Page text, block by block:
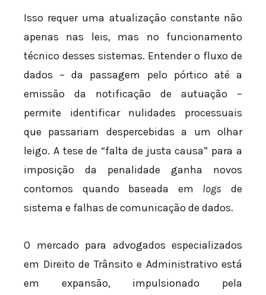
Isso requer uma atualização constante não
apenas nas leis, mas no funcionamento
técnico desses sistemas. Entender o fluxo de
dados – da passagem pelo pórtico até a
emissão da notificação de autuação –
permite identificar nulidades processuais
que passariam despercebidas a um olhar
leigo. A tese de “falta de justa causa” para a
imposição da penalidade ganha novos
contornos quando baseada em logs de
sistema e falhas de comunicação de dados.
O mercado para advogados especializados
em Direito de Trânsito e Administrativo está
em expansão, impulsionado pela